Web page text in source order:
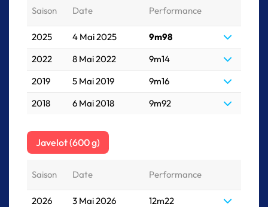
Saison Date Performance
2025 4 Mai 2025
9m98
2022
8 Mai 2022
9m14
2019
5 Mai 2019
9m16
2018
6 Mai 2018 9m92
Javelot (600 g)
Saison Date Performance
2026 3 Mai 2026
12m22